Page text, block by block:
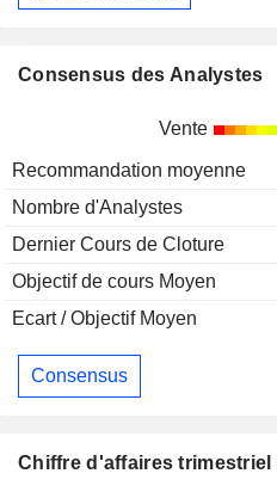
Consensus des Analystes
Vente
Recommandation moyenne
Nombre d'Analystes
Dernier Cours de Cloture
Objectif de cours Moyen
Ecart / Objectif Moyen
Consensus
Chiffre d'affaires trimestriel